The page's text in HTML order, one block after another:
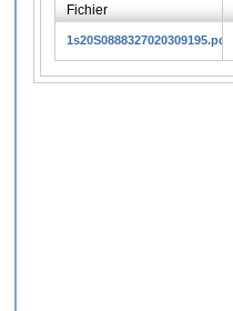
Fichier
1s20S0888327020309195.pdf